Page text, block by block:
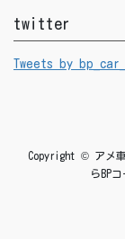
twitter
Tweets by
Copyright © アメ
らBP